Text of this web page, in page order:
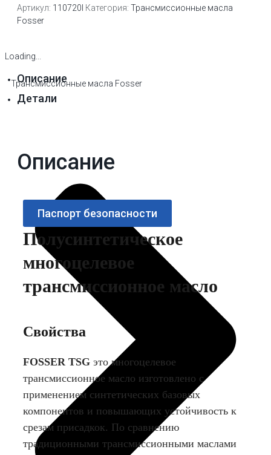
Трансмиссионные масла Fosser
Артикул: 110720l Категория: Трансмиссионные масла
Fosser
Loading...
Описание
Детали
Описание
Паспорт безопасности
Полусинтетическое
многоцелевое
трансмиссионное масло
Cвойства
FOSSER TSG это многоцелевое
трансмиссионное масло изготовлено с
применением синтетических базовых
компонентов и повышающих устойчивость к
срезам присадкок. По сравнению
традиционными трансмиссионными маслами